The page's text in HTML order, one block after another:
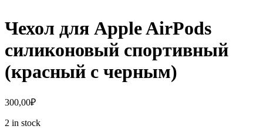
Чехол для Apple AirPods
силиконовый спортивный
(красный с черным)
300,00₽
2 in stock